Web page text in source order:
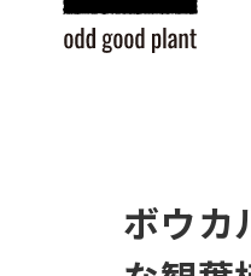
ボウカ